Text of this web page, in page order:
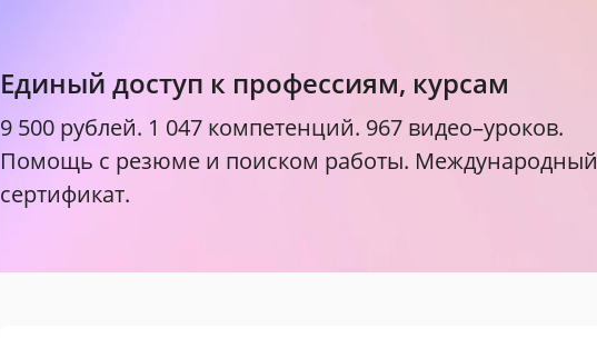
Единый доступ к профессиям, курсам
9 500 рублей. 1 047 компетенций. 967 видео–уроков.
Помощь с резюме и поиском работы. Международный
сертификат.